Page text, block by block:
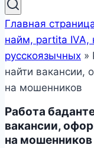
Главная
найм, partita IVA,
русскоязычных »
найти вакансии,
на мошенников
Работа
вакансии,
на мошенников